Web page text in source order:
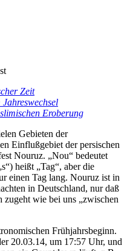
Zeit
Eroberung
Gebieten der
Einflußgebiet der persischen
Nouruz. „Nou“ bedeutet
heißt „Tag“, aber die
einen Tag lang. Nouruz ist in
in Deutschland, nur daß
wie bei uns „zwischen
Frühjahrsbeginn.
20.03.14, um 17:57 Uhr, und